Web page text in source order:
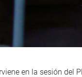
en la sesión del